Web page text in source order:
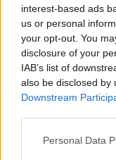
interest-based ads
us or personal
your opt-out. You
disclosure of your
IAB’s list of
also be disclosed by
Downstream
Personal Data